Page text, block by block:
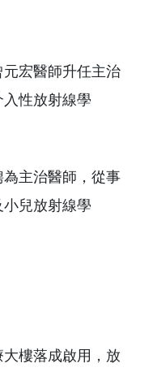
宏醫師升任主治
性放射線學
為主治醫師，從事
兒放射線學
樓落成啟用，放